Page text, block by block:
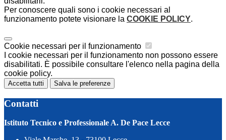
Per conoscere quali sono i cookie necessari al
funzionamento potete visionare la COOKIE POLICY.
Cookie necessari per il funzionamento
I cookie necessari per il funzionamento non possono essere
disabilitati. È possibile consultare l'elenco nella pagina della
cookie policy.
Accetta tutti Salva le preferenze
Contatti
Istituto Tecnico e Professionale A. De Pace Lecce